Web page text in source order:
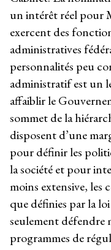
un intérêt réel pour
exercent des
administratives
personnalités peu
administratif est un
affaiblir le
sommet de la
disposent d’une
pour définir les
la société et pour
moins extensive, les
que définies par la
seulement défendre
programmes de